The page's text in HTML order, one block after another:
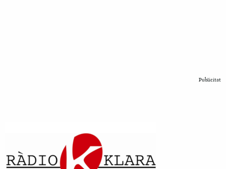
Publicitat